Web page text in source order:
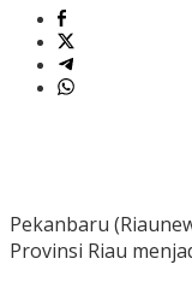
Pekanbaru
Provinsi Riau